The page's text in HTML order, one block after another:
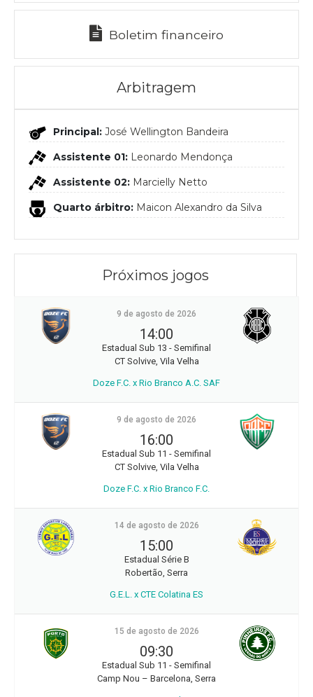
Boletim financeiro
Arbitragem
Principal: José Wellington Bandeira
Assistente 01: Leonardo Mendonça
Assistente 02: Marcielly Netto
Quarto árbitro: Maicon Alexandro da Silva
Próximos jogos
9 de agosto de 2026
14:00
Estadual Sub 13 - Semifinal
CT Solvive, Vila Velha
Doze F.C. x Rio Branco A.C. SAF
9 de agosto de 2026
16:00
Estadual Sub 11 - Semifinal
CT Solvive, Vila Velha
Doze F.C. x Rio Branco F.C.
14 de agosto de 2026
15:00
Estadual Série B
Robertão, Serra
G.E.L. x CTE Colatina ES
15 de agosto de 2026
09:30
Estadual Sub 11 - Semifinal
Camp Nou – Barcelona, Serra